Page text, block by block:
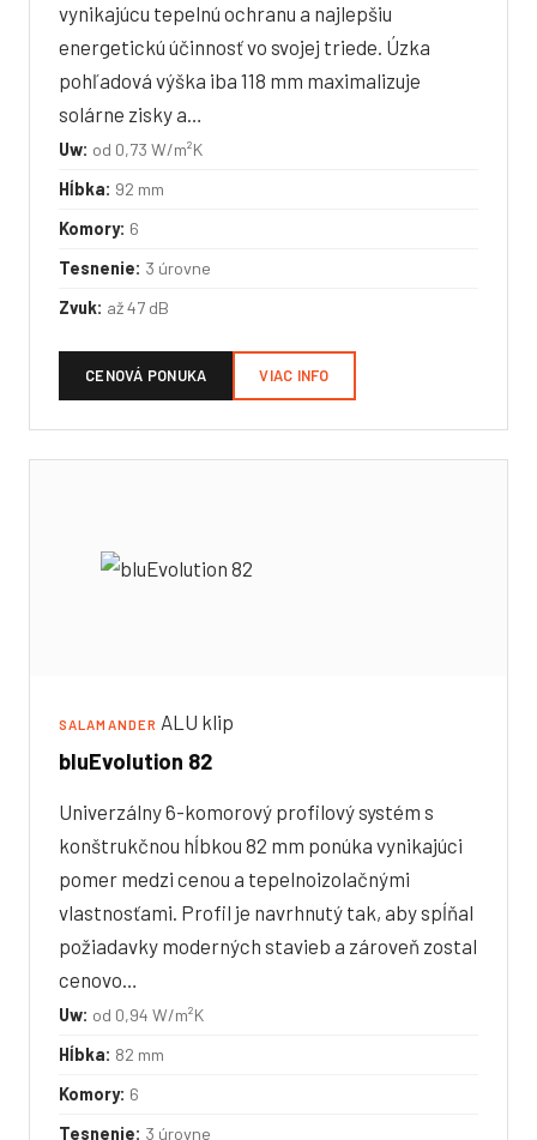
vynikajúcu tepelnú ochranu a najlepšiu
energetickú účinnosť vo svojej triede. Úzka
pohľadová výška iba 118 mm maximalizuje
solárne zisky a…
Uw: od 0,73 W/m²K
Hĺbka: 92 mm
Komory: 6
Tesnenie: 3 úrovne
Zvuk: až 47 dB
CENOVÁ PONUKA VIAC INFO
SALAMANDER ALU klip
bluEvolution 82
Univerzálny 6-komorový profilový systém s
konštrukčnou hĺbkou 82 mm ponúka vynikajúci
pomer medzi cenou a tepelnoizolačnými
vlastnosťami. Profil je navrhnutý tak, aby spĺňal
požiadavky moderných stavieb a zároveň zostal
cenovo…
Uw: od 0,94 W/m²K
Hĺbka: 82 mm
Komory: 6
Tesnenie: 3 úrovne